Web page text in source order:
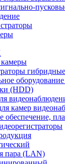
гибридные
(HDD)
камер
обеспечение,
пара (LAN)